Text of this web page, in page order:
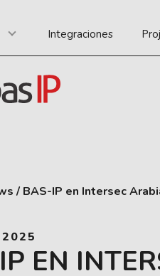
Integraciones
/ BAS-IP en Intersec
EN